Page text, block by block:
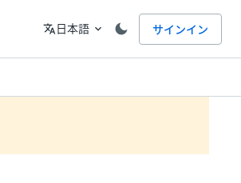
言語
translate日本語 expand_more サインイン